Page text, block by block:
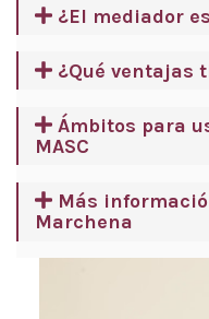
¿El mediador
¿Qué ventajas
Ámbitos para
MASC
Más
Marchena